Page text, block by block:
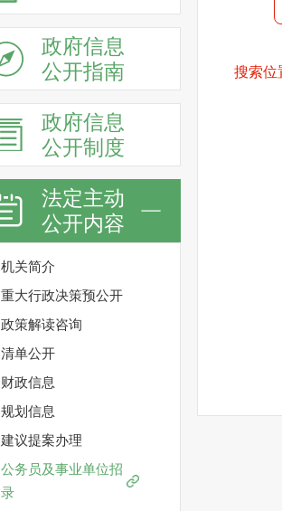
政府信息
公开指南
政府信息
公开制度
法定主动
公开内容
机关简介
重大行政决策预公开
政策解读咨询
清单公开
财政信息
规划信息
建议提案办理
公务员及事业单位招
录
搜索位